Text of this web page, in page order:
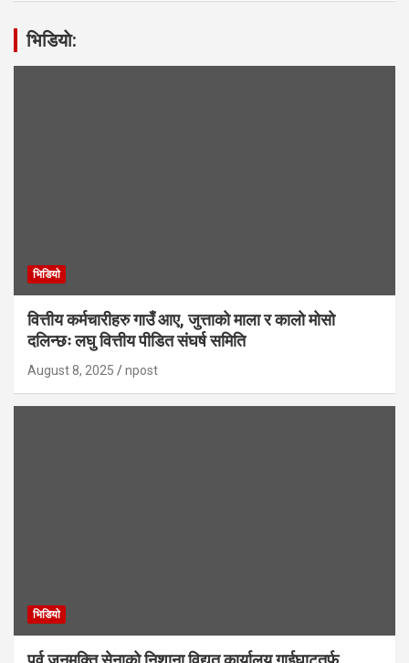
भिडियाे:
भिडियाे
वित्तीय कर्मचारीहरु गाउँ आए, जुत्ताको माला र कालो मोसो
दलिन्छः लघु वित्तीय पीडित संघर्ष समिति
August 8, 2025 npost
भिडियाे